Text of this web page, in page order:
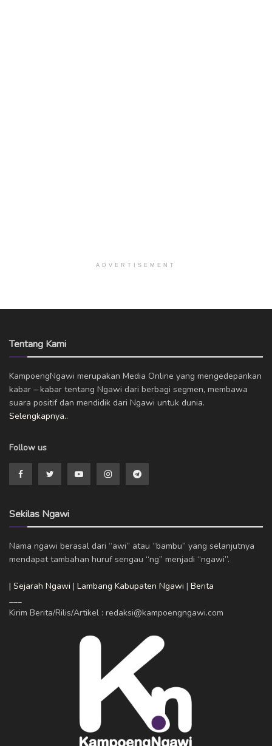
ADVERTISEMENT
Tentang Kami
KampoengNgawi merupakan Media Online yang mengedepankan
kabar – kabar tentang Ngawi dari berbagi segmen, membawa
suara positif dan mendidik dari Ngawi untuk dunia.
Selengkapnya..
Follow us
Sekilas Ngawi
Nama ngawi berasal dari “awi” atau “bambu” yang selanjutnya
mendapat tambahan huruf sengau “ng” menjadi “ngawi”.
| Sejarah Ngawi | Lambang Kabupaten Ngawi | Berita
Kirim Berita/Rilis/Artikel : redaksi@kampoengngawi.com